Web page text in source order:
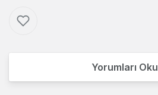
Yorumları Oku